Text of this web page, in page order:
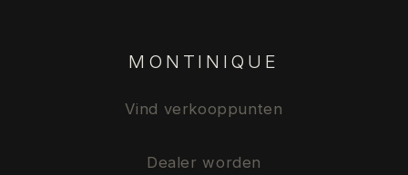
MONTINIQUE
Vind verkooppunten
Dealer worden